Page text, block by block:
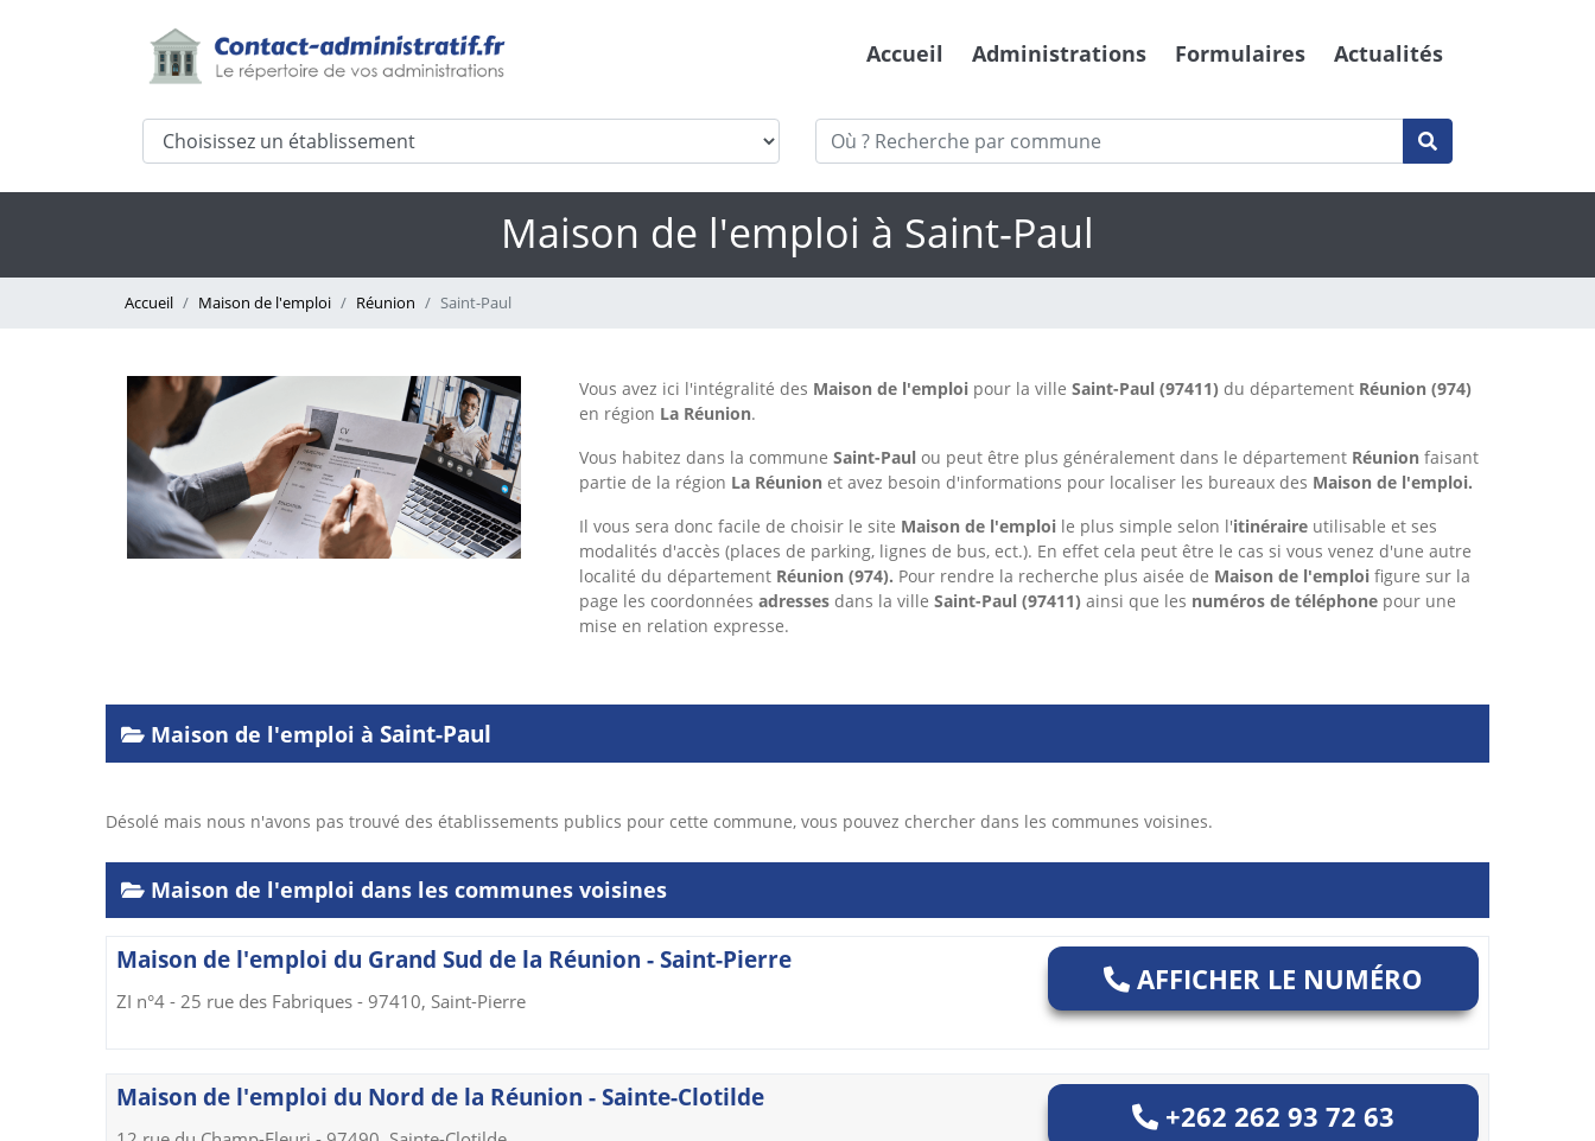
Accueil Administrations Formulaires Actualités
Maison de l'emploi à Saint-Paul
Accueil Maison de l'emploi Réunion Saint-Paul
Vous avez ici l'intégralité des Maison de l'emploipour la ville Saint-Paul (97411) du départementRéunion (974)
en région La Réunion.
Vous habitez dans la commune Saint-Paul ou peut être plus généralement dans le département Réunion faisant
partie de la région La Réunion et avez besoin d'informations pour localiser les bureaux des Maison de l'emploi.
Il vous sera donc facile de choisir le site Maison de l'emploile plus simple selon l'itinéraireutilisable et ses
modalités d'accès (places de parking, lignes de bus, ect.). En effet cela peut être le cas si vous venez d'une autre
localité du département Réunion (974). Pour rendre la recherche plus aisée de Maison de l'emploifigure sur la
page les coordonnées adressesdans la ville Saint-Paul (97411) ainsi que les numéros de téléphonepour une
mise en relation expresse.
Maison de l'emploi à Saint-Paul
Désolé mais nous n'avons pas trouvé des établissements publics pour cette commune, vous pouvez chercher dans les communes voisines.
Maison de l'emploi dans les communes voisines
Maison de l'emploi du Grand Sud de la Réunion - Saint-Pierre
ZI n°4 - 25 rue des Fabriques - 97410, Saint-Pierre
AFFICHER LE NUMÉRO
Maison de l'emploi du Nord de la Réunion - Sainte-Clotilde
+262 262 93 72 63